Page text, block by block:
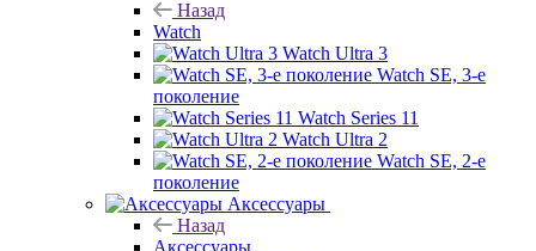
Назад
Watch
Watch Ultra 3
Watch SE, 3-е
поколение
Watch Series 11
Watch Ultra 2
Watch SE, 2-е
поколение
Аксессуары
Назад
Аксессуары